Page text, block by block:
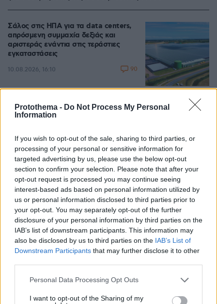
Protothema - Do Not Process My Personal
Information
If you wish to opt-out of the sale, sharing to third parties, or
processing of your personal or sensitive information for
targeted advertising by us, please use the below opt-out
section to confirm your selection. Please note that after your
opt-out request is processed you may continue seeing
interest-based ads based on personal information utilized by
us or personal information disclosed to third parties prior to
your opt-out. You may separately opt-out of the further
disclosure of your personal information by third parties on the
IAB’s list of downstream participants. This information may
also be disclosed by us to third parties on the IAB’s List of
Downstream Participants that may further disclose it to other
Please note that this website/app uses one or more Google
not limited to your visit or usage behaviour. You may click to
Personal Data Processing Opt Outs
I want to opt-out of the Sharing of my
Σάλος στις ΗΠΑ για τα data centers,
απρόσμενη συμμαχία δεξιάς και
αριστεράς ενάντια στις τεράστιες
εγκαταστάσεις
10.08.2026, 16:10 90
Όταν ο Στέλιος Ράμφος μιλούσε στον
Δανίκα για την Ελλάδα, τη Μεγάλη
του μυαλού
10.08.2026, 16:05 8
«Δεν ήταν κοντά στο παιδί και πριν
έναν μήνα το είχε αφήσει ξανά μόνο»
ισχυρίζεται ο ιδιοκτήτης του beach bar
για τον πατέρα του 4χρονου στην
Πάρο
10.08.2026, 12:21 153
Τη Υπερμάχω: Η νύχτα του Αυγούστου
τον Ακάθιστο Ύμνο